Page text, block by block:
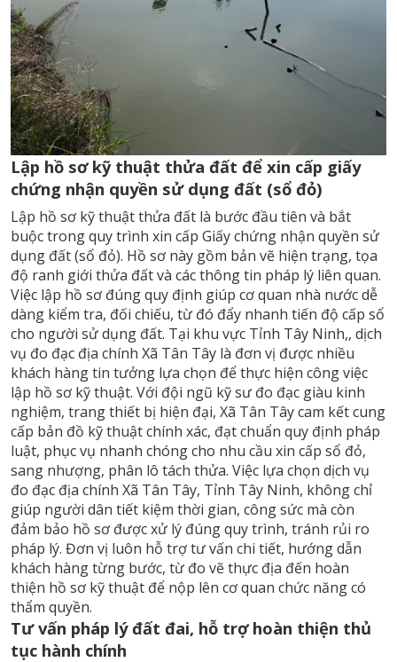
Lập hồ sơ kỹ thuật thửa đất để xin cấp giấy
chứng nhận quyền sử dụng đất (sổ đỏ)
Lập hồ sơ kỹ thuật thửa đất là bước đầu tiên và bắt
buộc trong quy trình xin cấp Giấy chứng nhận quyền sử
dụng đất (sổ đỏ). Hồ sơ này gồm bản vẽ hiện trạng, tọa
độ ranh giới thửa đất và các thông tin pháp lý liên quan.
Việc lập hồ sơ đúng quy định giúp cơ quan nhà nước dễ
dàng kiểm tra, đối chiếu, từ đó đẩy nhanh tiến độ cấp sổ
cho người sử dụng đất. Tại khu vực Tỉnh Tây Ninh,, dịch
vụ đo đạc địa chính Xã Tân Tây là đơn vị được nhiều
khách hàng tin tưởng lựa chọn để thực hiện công việc
lập hồ sơ kỹ thuật. Với đội ngũ kỹ sư đo đạc giàu kinh
nghiệm, trang thiết bị hiện đại, Xã Tân Tây cam kết cung
cấp bản đồ kỹ thuật chính xác, đạt chuẩn quy định pháp
luật, phục vụ nhanh chóng cho nhu cầu xin cấp sổ đỏ,
sang nhượng, phân lô tách thửa. Việc lựa chọn dịch vụ
đo đạc địa chính Xã Tân Tây, Tỉnh Tây Ninh, không chỉ
giúp người dân tiết kiệm thời gian, công sức mà còn
đảm bảo hồ sơ được xử lý đúng quy trình, tránh rủi ro
pháp lý. Đơn vị luôn hỗ trợ tư vấn chi tiết, hướng dẫn
khách hàng từng bước, từ đo vẽ thực địa đến hoàn
thiện hồ sơ kỹ thuật để nộp lên cơ quan chức năng có
thẩm quyền.
Tư vấn pháp lý đất đai, hỗ trợ hoàn thiện thủ
tục hành chính